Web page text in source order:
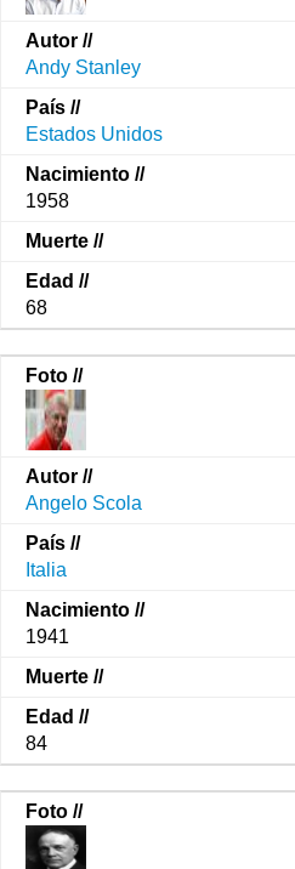
Andy Stanley
Estados Unidos
1958
68
Angelo Scola
Italia
1941
84